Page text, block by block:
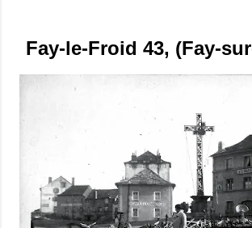
Fay-le-Froid 43, (Fay-